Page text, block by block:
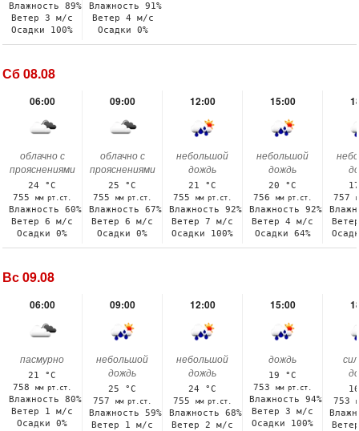
Влажность 89%
Ветер 3 м/с
Осадки 100%
Влажность 91%
Ветер 4 м/с
Осадки 0%
Сб 08.08
06:00
облачно с
прояснениями
24 °C
755 мм рт.ст.
Влажность 60%
Ветер 6 м/с
Осадки 0%
09:00
облачно с
прояснениями
25 °C
755 мм рт.ст.
Влажность 67%
Ветер 6 м/с
Осадки 0%
12:00
небольшой
дождь
21 °C
755 мм рт.ст.
Влажность 92%
Ветер 7 м/с
Осадки 100%
15:00
небольшой
дождь
20 °C
756 мм рт.ст.
Влажность 92%
Ветер 4 м/с
Осадки 64%
757
Вс 09.08
06:00
пасмурно
21 °C
758 мм рт.ст.
Влажность 80%
Ветер 1 м/с
Осадки 0%
09:00
небольшой
дождь
25 °C
757 мм рт.ст.
Влажность 59%
Ветер 1 м/с
12:00
небольшой
дождь
24 °C
755 мм рт.ст.
Влажность 68%
Ветер 2 м/с
15:00
дождь
19 °C
753 мм рт.ст.
Влажность 94%
Ветер 3 м/с
Осадки 100%
753